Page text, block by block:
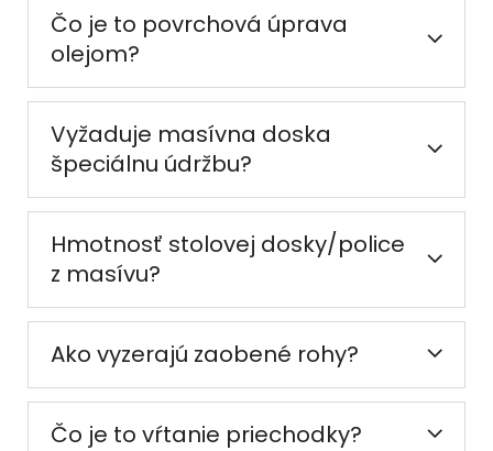
Čo je to povrchová úprava
olejom?
Vyžaduje masívna doska
špeciálnu údržbu?
Hmotnosť stolovej dosky/police
z masívu?
Ako vyzerajú zaobené rohy?
Čo je to vŕtanie priechodky?